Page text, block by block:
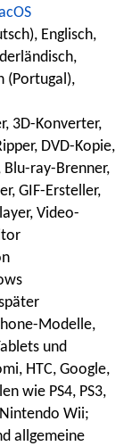
Englisch,
(Portugal),
3D-Konverter,
DVD-Kopie,
Blu-ray-Brenner,
GIF-Ersteller,
Video-
Modelle,
und
HTC, Google,
wie PS4, PS3,
Nintendo Wii;
allgemeine